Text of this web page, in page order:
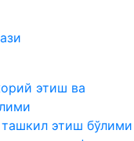
этиш ва
этиш бўлими